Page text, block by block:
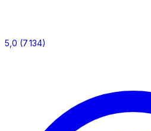
5,0 (7 134)